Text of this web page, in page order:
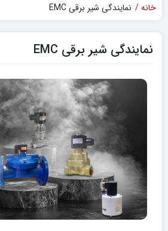
خانه نمایندگی شیر برقی EMC
نمایندگی شیر برقی EMC